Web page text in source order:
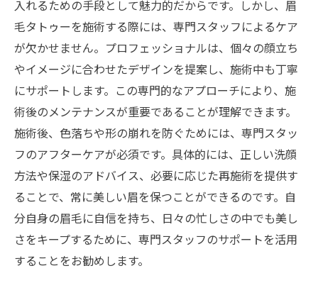
入れるための手段として魅力的だからです。しかし、眉
毛タトゥーを施術する際には、専門スタッフによるケア
が欠かせません。プロフェッショナルは、個々の顔立ち
やイメージに合わせたデザインを提案し、施術中も丁寧
にサポートします。この専門的なアプローチにより、施
術後のメンテナンスが重要であることが理解できます。
施術後、色落ちや形の崩れを防ぐためには、専門スタッ
フのアフターケアが必須です。具体的には、正しい洗顔
方法や保湿のアドバイス、必要に応じた再施術を提供す
ることで、常に美しい眉を保つことができるのです。自
分自身の眉毛に自信を持ち、日々の忙しさの中でも美し
さをキープするために、専門スタッフのサポートを活用
することをお勧めします。